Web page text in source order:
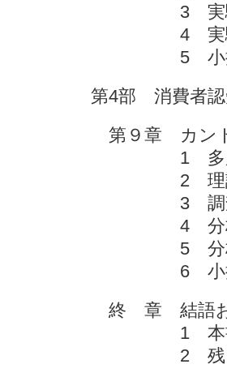
3 実
4 実
5 小
第4部 消費者認
第９章 カン
1 多層
2 理論的
3 調
4 分析1（
5 分析2（
6 小
終 章 結語お
1 本書
2 残さ